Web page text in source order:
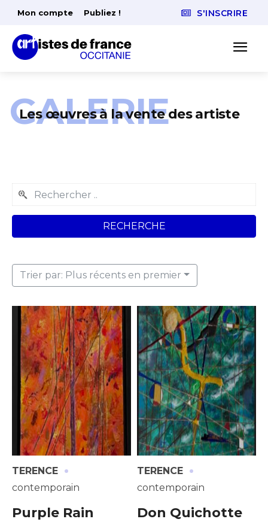
Mon compte Publiez ! S'INSCRIRE
Les œuvres à la vente des artiste
GALERIE
RECHERCHE
Trier par: Plus récents en premier
TERENCE ·
contemporain
Purple Rain
TERENCE ·
contemporain
Don Quichotte